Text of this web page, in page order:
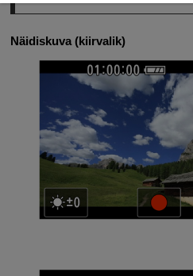
Näidiskuva (kiirvalik)